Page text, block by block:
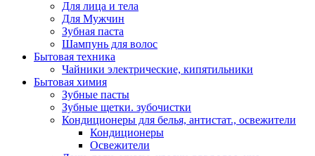
Для лица и тела
Для Мужчин
Зубная паста
Шампунь для волос
Бытовая техника
Чайники электрические, кипятильники
Бытовая химия
Зубные пасты
Зубные щетки. зубочистки
Кондиционеры для белья, антистат., освежители
Кондиционеры
Освежители